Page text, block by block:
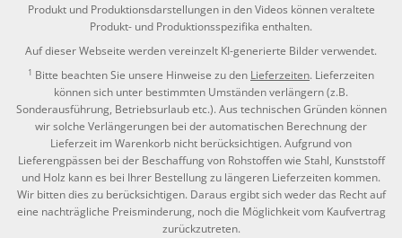
Produkt und Produktionsdarstellungen in den Videos können veraltete
Produkt- und Produktionsspezifika enthalten.
Auf dieser Webseite werden vereinzelt KI-generierte Bilder verwendet.
1 Bitte beachten Sie unsere Hinweise zu den Lieferzeiten. Lieferzeiten
können sich unter bestimmten Umständen verlängern (z.B.
Sonderausführung, Betriebsurlaub etc.). Aus technischen Gründen können
wir solche Verlängerungen bei der automatischen Berechnung der
Lieferzeit im Warenkorb nicht berücksichtigen. Aufgrund von
Lieferengpässen bei der Beschaffung von Rohstoffen wie Stahl, Kunststoff
und Holz kann es bei Ihrer Bestellung zu längeren Lieferzeiten kommen.
Wir bitten dies zu berücksichtigen. Daraus ergibt sich weder das Recht auf
eine nachträgliche Preisminderung, noch die Möglichkeit vom Kaufvertrag
zurückzutreten.